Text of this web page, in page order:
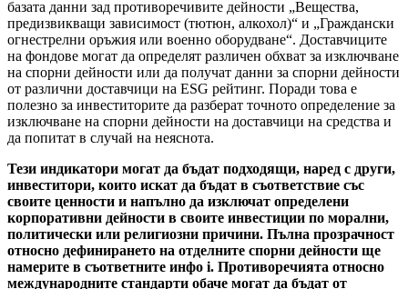
базата данни зад противоречивите дейности „Вещества,
предизвикващи зависимост (тютюн, алкохол)“ и „Граждански
огнестрелни оръжия или военно оборудване“. Доставчиците
на фондове могат да определят различен обхват за изключване
на спорни дейности или да получат данни за спорни дейности
от различни доставчици на ESG рейтинг. Поради това е
полезно за инвеститорите да разберат точното определение за
изключване на спорни дейности на доставчици на средства и
да попитат в случай на неяснота.
Тези индикатори могат да бъдат подходящи, наред с други,
инвеститори, които искат да бъдат в съответствие със
своите ценности и напълно да изключат определени
корпоративни дейности в своите инвестиции по морални,
политически или религиозни причини. Пълна прозрачност
относно дефинирането на отделните спорни дейности ще
намерите в съответните инфо i. Противоречията относно
международните стандарти обаче могат да бъдат от